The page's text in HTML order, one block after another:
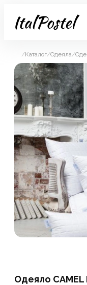
/Каталог/Одеяла/
Одеяло CAMEL